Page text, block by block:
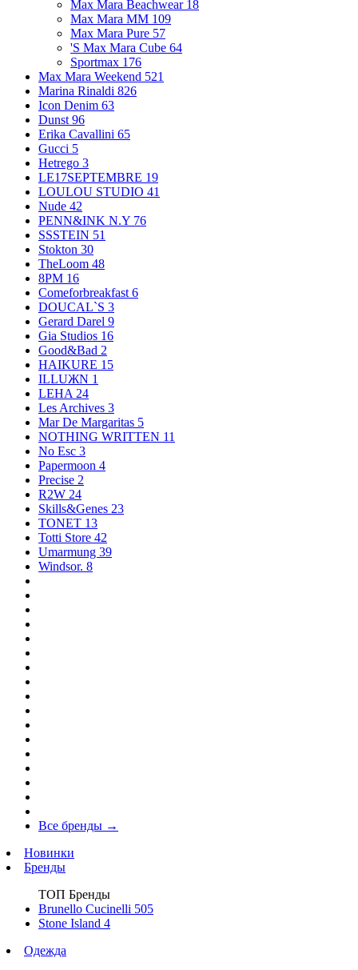
Max Mara Beachwear 18
Max Mara MM 109
Max Mara Pure 57
'S Max Mara Cube 64
Sportmax 176
Max Mara Weekend 521
Marina Rinaldi 826
Icon Denim 63
Dunst 96
Erika Cavallini 65
Gucci 5
Hetrego 3
LE17SEPTEMBRE 19
LOULOU STUDIO 41
Nude 42
PENN&INK N.Y 76
SSSTEIN 51
Stokton 30
TheLoom 48
8PM 16
Comeforbreakfast 6
DOUCAL`S 3
Gerard Darel 9
Gia Studios 16
Good&Bad 2
HAIKURE 15
ILLUЖN 1
LEHA 24
Les Archives 3
Mar De Margaritas 5
NOTHING WRITTEN 11
No Esc 3
Papermoon 4
Precise 2
R2W 24
Skills&Genes 23
TONET 13
Totti Store 42
Umarmung 39
Windsor. 8
Все бренды →
Новинки
Бренды
ТОП Бренды
Brunello Cucinelli 505
Stone Island 4
Одежда